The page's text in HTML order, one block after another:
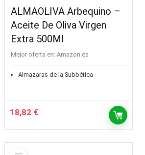
ALMAOLIVA Arbequino –
Aceite De Oliva Virgen
Extra 500Ml
Mejor oferta en: Amazon.es
Almazaras de la Subbética
18,82 €